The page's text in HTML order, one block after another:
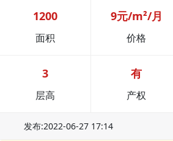
1200
面积
9元/m²/月
价格
3
层高
有
产权
发布:2022-06-27 17:14